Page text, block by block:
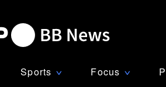
Sports ∨ Focus ∨